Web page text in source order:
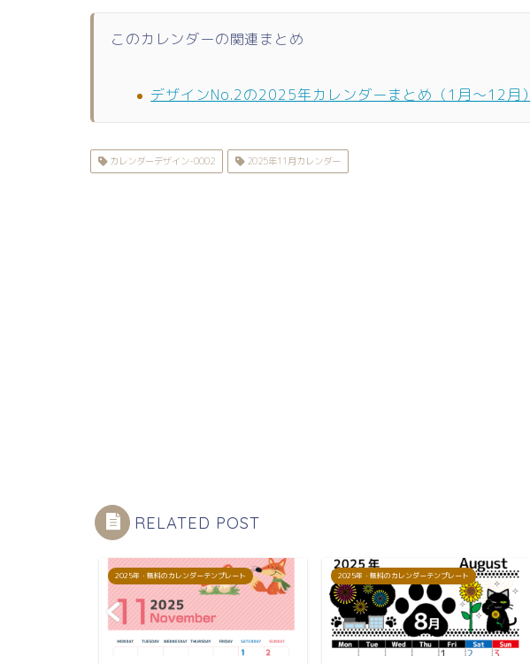
このカレンダーの関連まとめ
デザインNo.2の2025年カレンダーまとめ（1月〜12月）
カレンダーデザイン-0002 2025年11月カレンダー
RELATED POST
2025年・無料のカレンダーテンプレート 2025年・無料のカレンダーテンプレート